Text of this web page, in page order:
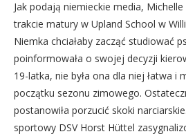
Jak podają niemieckie media,
trakcie matury w Upland School w
Niemka chciałaby zacząć studiować
poinformowała o swojej decyzji
19-latka, nie była ona dla niej łatwa i
początku sezonu zimowego.
postanowiła porzucić skoki
sportowy DSV Horst Hüttel